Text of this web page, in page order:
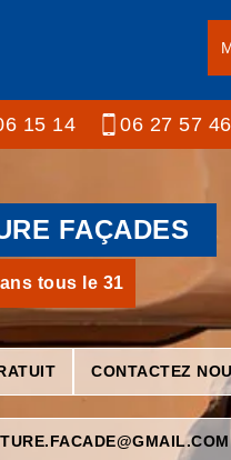
15 14 06 27 57
FAÇADES
tous le 31
CONTACTEZ